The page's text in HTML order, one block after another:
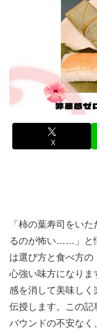
X
「柿の葉寿司をい
るのが怖い……」と
は選び方と食べ方
心強い味方になりま
感を消して美味しく
伝授します。この記
バウンドの不安なく